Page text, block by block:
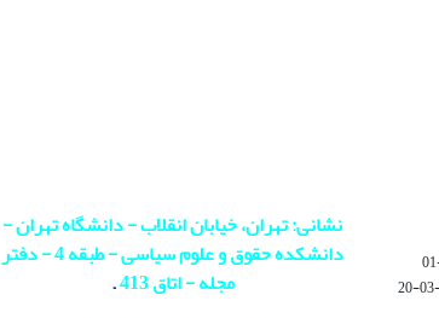
نشانی: تهران، خیابان انقلاب - دانشگاه تهران -
دانشکده حقوق و علوم سیاسی - طبقه 4 - دفتر
مجله - اتاق 413
.